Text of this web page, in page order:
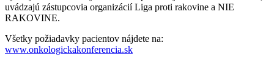
uvádzajú zástupcovia organizácií Liga proti rakovine a NIE
RAKOVINE.
Všetky požiadavky pacientov nájdete na:
www.onkologickakonferencia.sk